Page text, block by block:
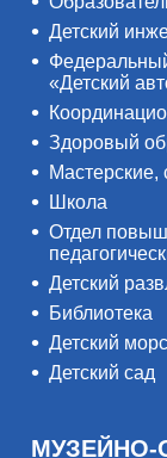
Детский
«Детский
Здоровый
Мастерские,
Школа
Отдел
Детский
Библиотека
Детский
Детский сад
МУЗЕЙНО-